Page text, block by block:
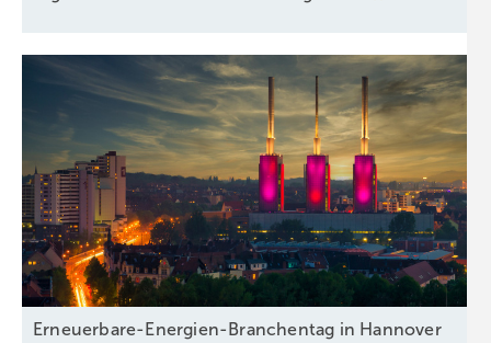
Erneuerbare-Energien-Branchentag in Hannover